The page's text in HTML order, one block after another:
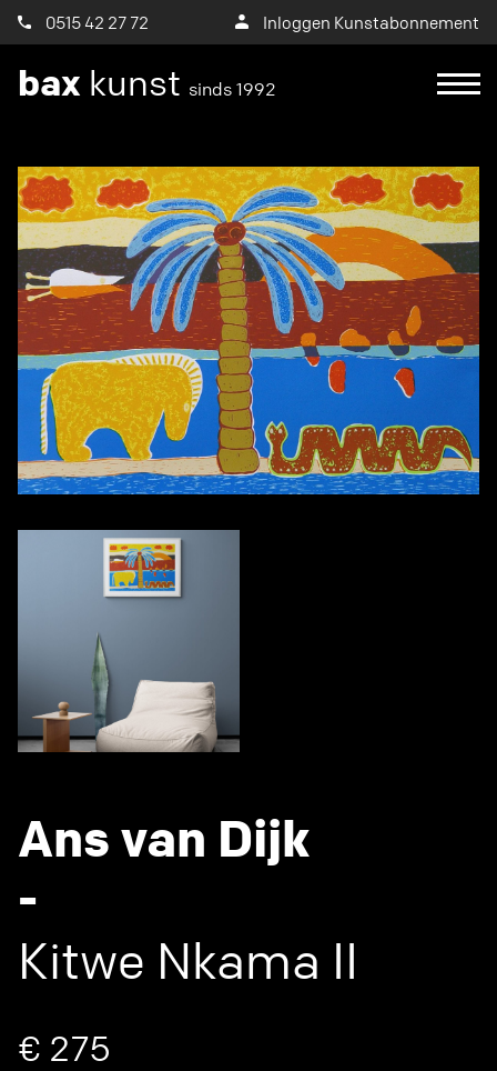
0515 42 27 72 Inloggen Kunstabonnement
bax kunst sinds 1992
Ans van Dijk
-
Kitwe Nkama II
€ 275